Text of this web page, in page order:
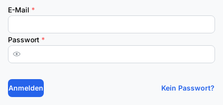
E-Mail *
Passwort *
Anmelden Kein Passwort?